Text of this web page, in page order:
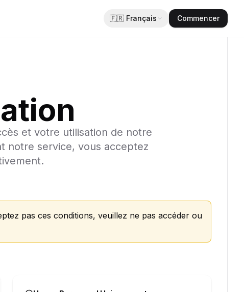
🇫🇷 Français Commencer
et votre utilisation de notre
notre service, vous acceptez
pas ces conditions, veuillez ne pas accéder ou